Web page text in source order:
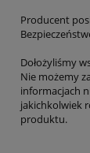
Producent
Dołożyliśmy
Nie możemy
informacjach
jakichkolwiek
produktu.